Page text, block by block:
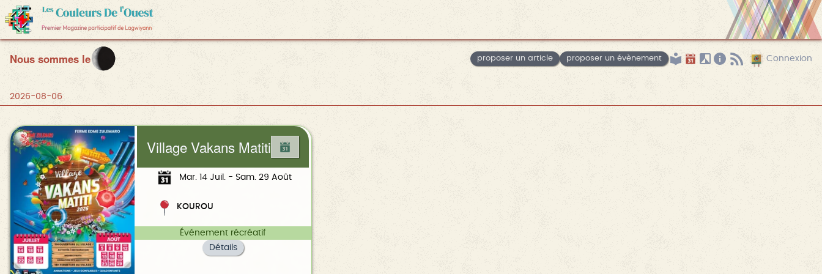
Nous sommes le proposer un article proposer un évènement Connexion
2026-08-06
Village Vakans Matiti
Mar. 14 Juil. - Sam. 29 Août
KOUROU
Événement récréatif
Détails